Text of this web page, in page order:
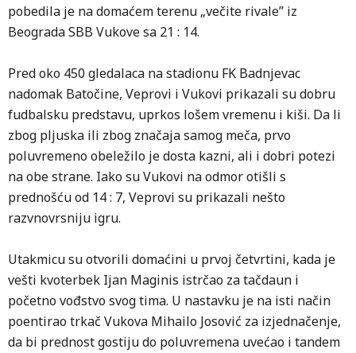
pobedila je na domaćem terenu „večite rivale” iz
Beograda SBB Vukove sa 21 : 14.
Pred oko 450 gledalaca na stadionu FK Badnjevac
nadomak Batočine, Veprovi i Vukovi prikazali su dobru
fudbalsku predstavu, uprkos lošem vremenu i kiši. Da li
zbog pljuska ili zbog značaja samog meča, prvo
poluvremeno obeležilo je dosta kazni, ali i dobri potezi
na obe strane. Iako su Vukovi na odmor otišli s
prednošću od 14 : 7, Veprovi su prikazali nešto
razvnovrsniju igru.
Utakmicu su otvorili domaćini u prvoj četvrtini, kada je
vešti kvoterbek Ijan Maginis istrčao za tačdaun i
početno vođstvo svog tima. U nastavku je na isti način
poentirao trkač Vukova Mihailo Josović za izjednačenje,
da bi prednost gostiju do poluvremena uvećao i tandem